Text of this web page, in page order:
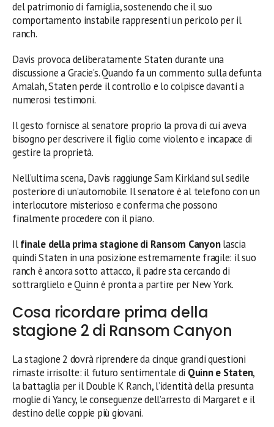
del patrimonio di famiglia, sostenendo che il suo
comportamento instabile rappresenti un pericolo per il
ranch.
Davis provoca deliberatamente Staten durante una
discussione a Gracie’s. Quando fa un commento sulla defunta
Amalah, Staten perde il controllo e lo colpisce davanti a
numerosi testimoni.
Il gesto fornisce al senatore proprio la prova di cui aveva
bisogno per descrivere il figlio come violento e incapace di
gestire la proprietà.
Nell’ultima scena, Davis raggiunge Sam Kirkland sul sedile
posteriore di un’automobile. Il senatore è al telefono con un
interlocutore misterioso e conferma che possono
finalmente procedere con il piano.
Ilfinale della prima stagione di Ransom Canyonlascia
quindi Staten in una posizione estremamente fragile: il suo
ranch è ancora sotto attacco, il padre sta cercando di
sottrarglielo e Quinn è pronta a partire per New York.
Cosa ricordare prima della
stagione 2 di Ransom Canyon
La stagione 2 dovrà riprendere da cinque grandi questioni
rimaste irrisolte: il futuro sentimentale di Quinn e Staten,
la battaglia per il Double K Ranch, l’identità della presunta
moglie di Yancy, le conseguenze dell’arresto di Margaret e il
destino delle coppie più giovani.